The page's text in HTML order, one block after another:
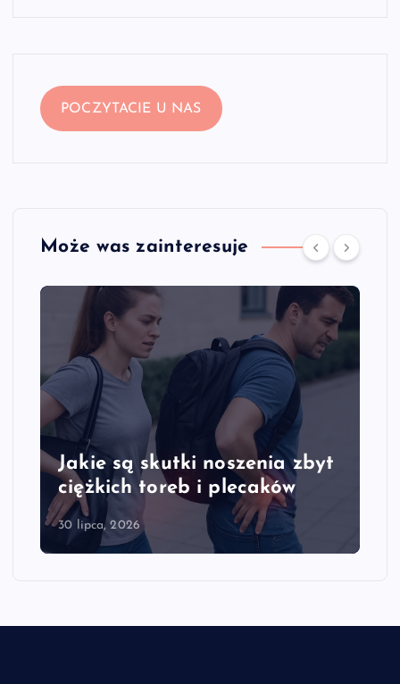
POCZYTACIE U NAS
Może was zainteresuje
Jakie są skutki noszenia zbyt
ciężkich toreb i plecaków
30 lipca, 2026